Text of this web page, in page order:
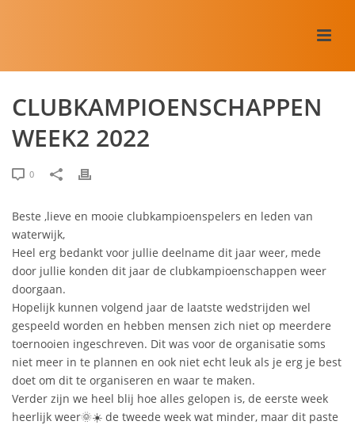
CLUBKAMPIOENSCHAPPEN
WEEK2 2022
0
Beste ,lieve en mooie clubkampioenspelers en leden van
waterwijk,
Heel erg bedankt voor jullie deelname dit jaar weer, mede
door jullie konden dit jaar de clubkampioenschappen weer
doorgaan.
Hopelijk kunnen volgend jaar de laatste wedstrijden wel
gespeeld worden en hebben mensen zich niet op meerdere
toernooien ingeschreven. Dit was voor de organisatie soms
niet meer in te plannen en ook niet echt leuk als je erg je best
doet om dit te organiseren en waar te maken.
Verder zijn we heel blij hoe alles gelopen is, de eerste week
heerlijk weer🌞☀️ de tweede week wat minder, maar dit paste